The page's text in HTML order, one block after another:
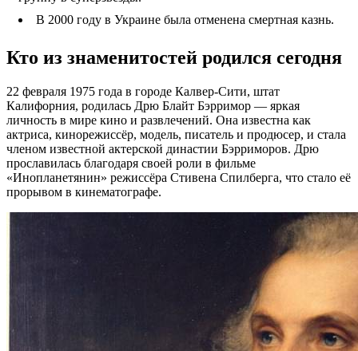
В 2000 году в Украине была отменена смертная казнь.
Кто из знаменитостей родился сегодня
22 февраля 1975 года в городе Калвер-Сити, штат
Калифорния, родилась Дрю Блайт Бэрримор — яркая
личность в мире кино и развлечений. Она известна как
актриса, кинорежиссёр, модель, писатель и продюсер, и стала
членом известной актерской династии Бэрриморов. Дрю
прославилась благодаря своей роли в фильме
«Инопланетянин» режиссёра Стивена Спилберга, что стало её
прорывом в кинематографе.